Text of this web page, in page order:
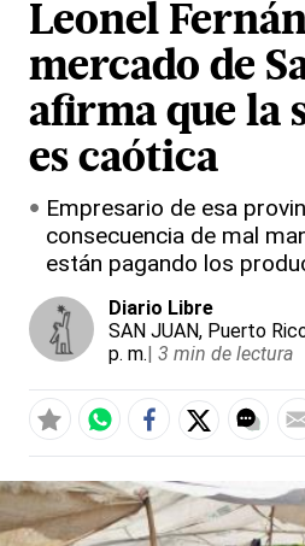
Leonel
mercado de
afirma que la
es caótica
Empresario de esa
consecuencia de mal
están pagando los
Diario Libre
SAN JUAN, Puerto
p. m.| 3 min de lectura